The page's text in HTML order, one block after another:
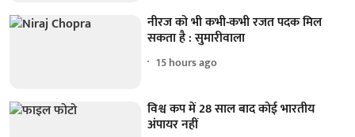
नीरज को भी कभी-कभी रजत पदक मिल
सकता है : सुमारीवाला
15 hours ago
विश्व कप में 28 साल बाद कोई भारतीय
अंपायर नहीं